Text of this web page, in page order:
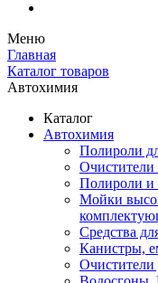
Меню
Главная
Каталог товаров
Автохимия
Каталог
Автохимия
Полироли
Очистители
Полироли и
Мойки
Средства
Канистры,
Очистители